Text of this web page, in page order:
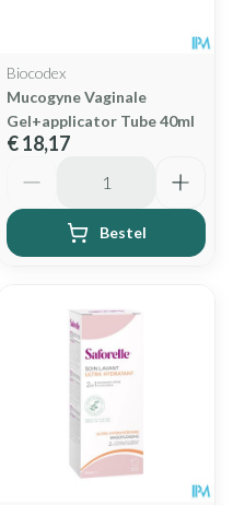
Biocodex
Mucogyne Vaginale
Gel+applicator Tube 40ml
€ 18,17
Bestel